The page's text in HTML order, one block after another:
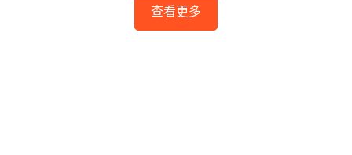
查看更多